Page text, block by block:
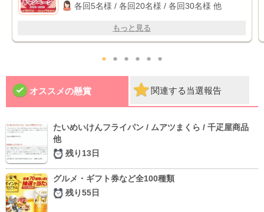
各回5名様 / 各回20名様 / 各回30名様 他
もっと見る
● ● ● ● ● ●
オススメの懸賞 関連する当選報告
たいめいけんフライパン / ムアツまくら / 千疋屋商品
他
残り13日
グルメ・ギフト券など全100種類
残り55日